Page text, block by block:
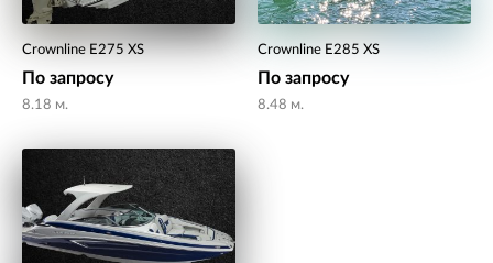
Crownline E275 XS
По запросу
8.18 м.
Crownline E285 XS
По запросу
8.48 м.